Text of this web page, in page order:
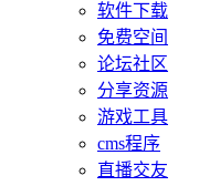
软件下载
免费空间
论坛社区
分享资源
游戏工具
cms程序
直播交友